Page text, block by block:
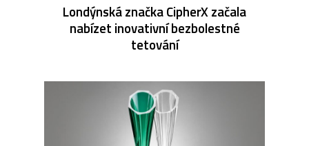
Londýnská značka CipherX začala
nabízet inovativní bezbolestné
tetování